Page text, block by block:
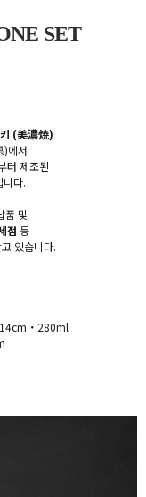
SET
(美濃焼)
)에서
터 제조된
니다.
품 및
점 등
있습니다.
・280ml